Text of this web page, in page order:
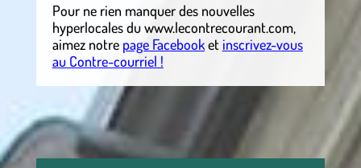
Pour ne rien manquer des nouvelles
hyperlocalesdu www.lecontrecourant.com,
aimez notre page Facebooket inscrivez-vous
au Contre-courriel !